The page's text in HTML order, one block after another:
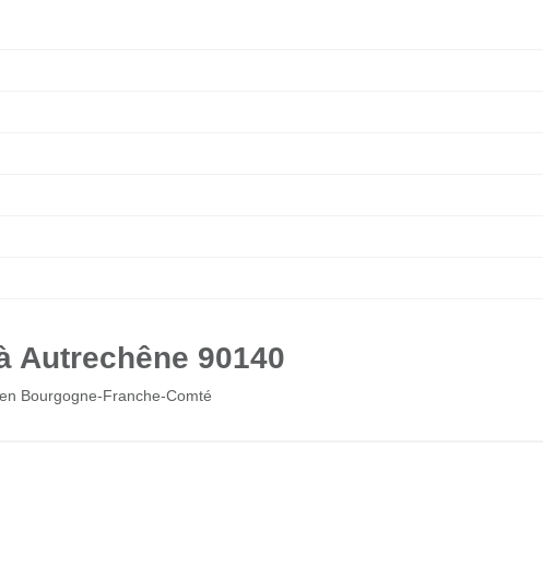
Autrechêne 90140
Bourgogne-Franche-Comté